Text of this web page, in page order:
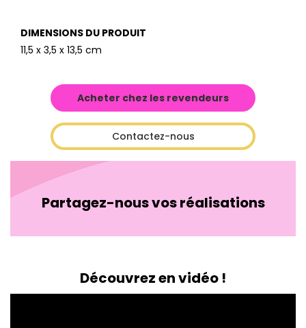
DIMENSIONS DU PRODUIT
11,5 x 3,5 x 13,5 cm
Acheter chez les revendeurs
Contactez-nous
Partagez-nous vos réalisations
Découvrez en vidéo !